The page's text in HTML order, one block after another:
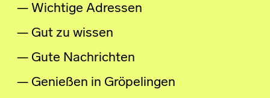
Wichtige Adressen
Gut zu wissen
Gute Nachrichten
Genießen in Gröpelingen